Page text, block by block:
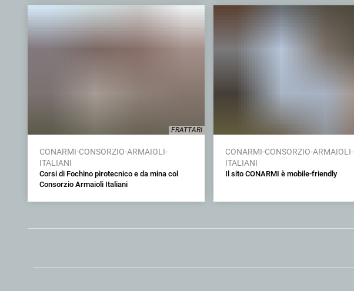
FRATTARI
CONARMI-CONSORZIO-ARMAIOLI-
ITALIANI
Corsi di Fochino pirotecnico e da mina col
Consorzio Armaioli Italiani
CONARMI-CONSORZIO-ARMAIOLI-
ITALIANI
Il sito CONARMI è mobile-friendly